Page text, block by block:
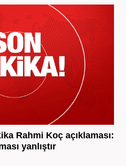
Rahmi Koç açıklaması:
yanlıştır